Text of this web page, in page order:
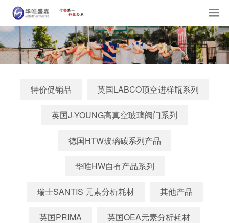
特价促销品 英国LABCO顶空进样瓶系列
英国J-YOUNG高真空玻璃阀门系列
德国HTW玻璃碳系列产品
华唯HW自有产品系列
瑞士SANTIS 元素分析耗材 其他产品
英国PRIMA 英国OEA元素分析耗材